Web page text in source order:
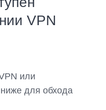
VPN
или
для обхода